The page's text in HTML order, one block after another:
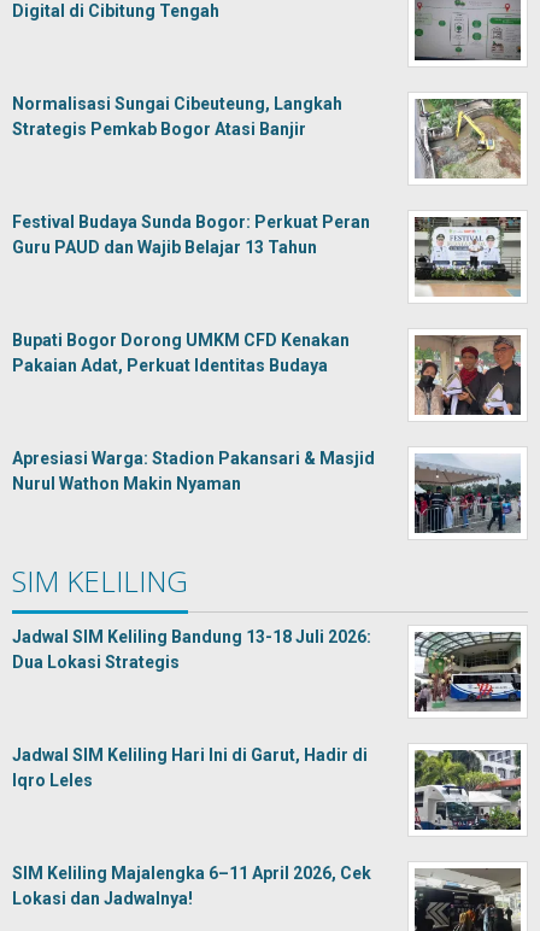
Digital di Cibitung Tengah
Normalisasi Sungai Cibeuteung, Langkah
Strategis Pemkab Bogor Atasi Banjir
Festival Budaya Sunda Bogor: Perkuat Peran
Guru PAUD dan Wajib Belajar 13 Tahun
Bupati Bogor Dorong UMKM CFD Kenakan
Pakaian Adat, Perkuat Identitas Budaya
Apresiasi Warga: Stadion Pakansari & Masjid
Nurul Wathon Makin Nyaman
SIM KELILING
Jadwal SIM Keliling Bandung 13-18 Juli 2026:
Dua Lokasi Strategis
Jadwal SIM Keliling Hari Ini di Garut, Hadir di
Iqro Leles
SIM Keliling Majalengka 6–11 April 2026, Cek
Lokasi dan Jadwalnya!